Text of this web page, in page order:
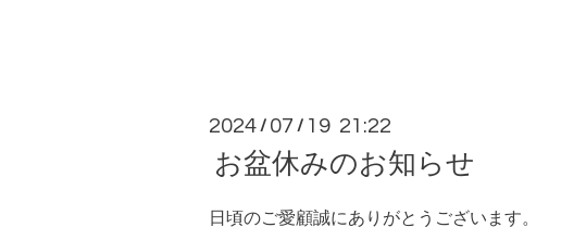
2024 / 07 / 19 21:22
お盆休みのお知らせ
日頃のご愛顧誠にありがとうございます。